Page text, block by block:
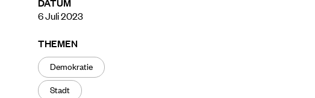
6 Juli 2023
THEMEN
Demokratie
Stadt